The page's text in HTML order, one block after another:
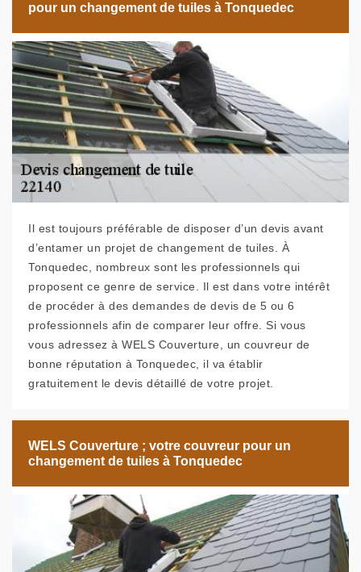
pour un changement de tuiles à Tonquedec
Il est toujours préférable de disposer d’un devis avant
d’entamer un projet de changement de tuiles. À
Tonquedec, nombreux sont les professionnels qui
proposent ce genre de service. Il est dans votre intérêt
de procéder à des demandes de devis de 5 ou 6
professionnels afin de comparer leur offre. Si vous
vous adressez à WELS Couverture, un couvreur de
bonne réputation à Tonquedec, il va établir
gratuitement le devis détaillé de votre projet.
WELS Couverture ; votre couvreur pour un
changement de tuiles à Tonquedec